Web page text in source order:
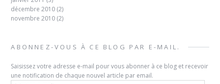
décembre 2010 (2)
novembre 2010 (2)
ABONNEZ-VOUS À CE BLOG PAR E-MAIL.
Saisissez votre adresse e-mail pour vous abonner à ce blog et recevoir
une notification de chaque nouvel article par email.